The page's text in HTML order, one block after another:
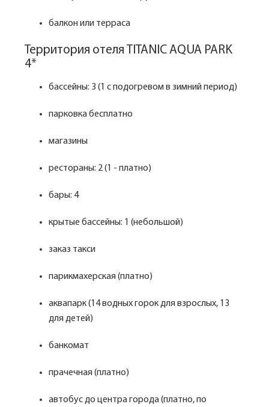
балкон или терраса
Территория отеля TITANIC AQUA PARK
4*
бассейны: 3 (1 с подогревом в зимний период)
парковка бесплатно
магазины
рестораны: 2 (1 - платно)
бары: 4
крытые бассейны: 1 (небольшой)
заказ такси
парикмахерская (платно)
аквапарк (14 водных горок для взрослых, 13
для детей)
банкомат
прачечная (платно)
автобус до центра города (платно, по